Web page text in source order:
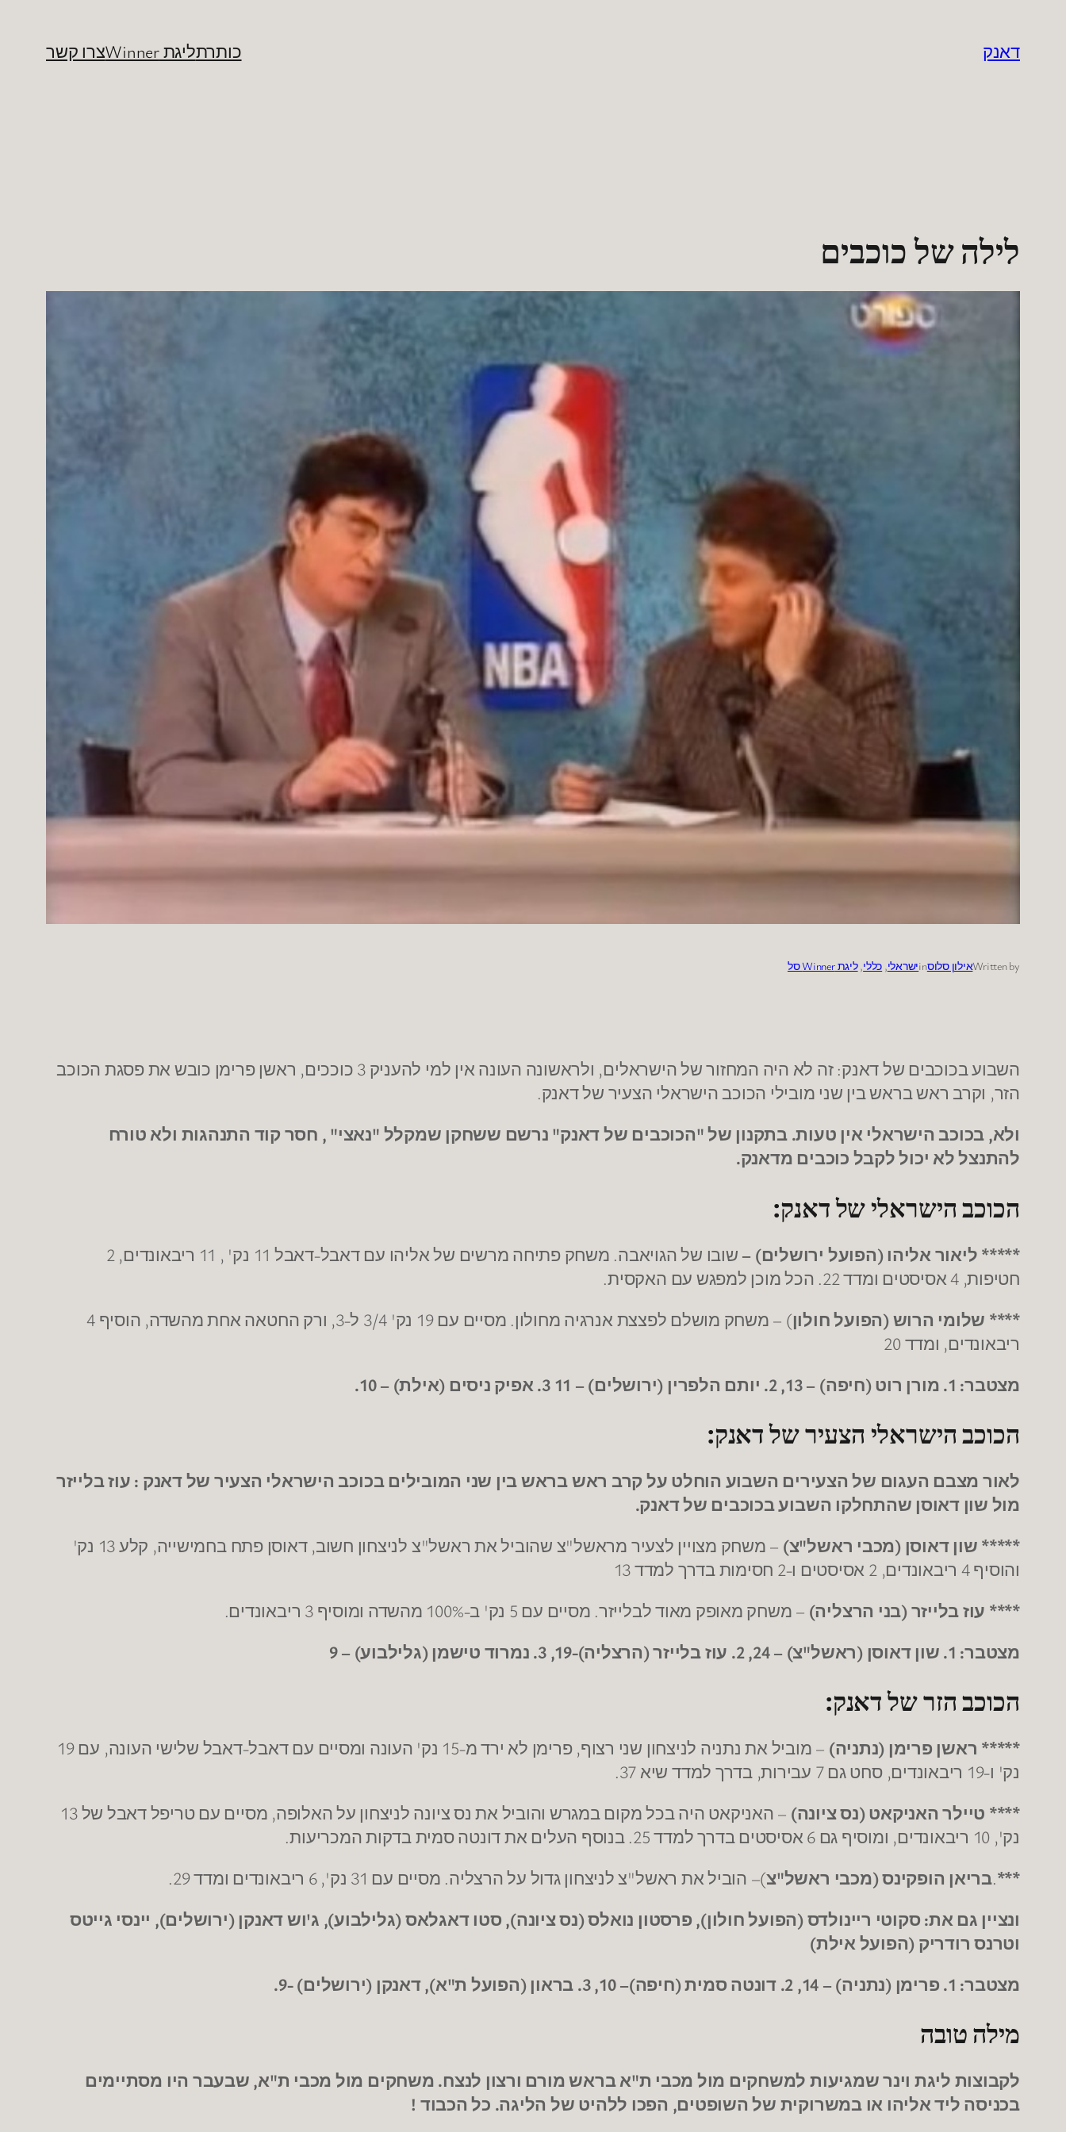
דאנק כותרתליגת Winner צרו קשר
לילה של כוכבים
Written byאילון סלוסinישראלי, כללי, ליגת Winner סל
השבוע בכוכבים של דאנק: זה לא היה המחזור של הישראלים, ולראשונה העונה אין למי להעניק 3 כוככים, ראשן פרימן כובש את פסגת הכוכב
הזר, וקרב ראש בראש בין שני מובילי הכוכב הישראלי הצעיר של דאנק.
ולא, בכוכב הישראלי אין טעות. בתקנון של "הכוכבים של דאנק" נרשם ששחקן שמקלל "נאצי" , חסר קוד התנהגות ולא טורח
להתנצל לא יכול לקבל כוכבים מדאנק.
הכוכב הישראלי של דאנק:
***** ליאור אליהו (הפועל ירושלים) –
שובו של הגויאבה. משחק פתיחה מרשים של אליהו עם דאבל-דאבל 11 נק' , 11 ריבאונדים, 2
חטיפות, 4 אסיסטים ומדד 22. הכל מוכן למפגש עם האקסית.
**** שלומי הרוש (הפועל חולון
) – משחק מושלם לפצצת אנרגיה מחולון. מסיים עם 19 נק' 3/4 ל-3, ורק החטאה אחת מהשדה, הוסיף 4
ריבאונדים, ומדד 20
מצטבר: 1. מורן רוט (חיפה) – 13, 2. יותם הלפרין (ירושלים) – 11 3. אפיק ניסים (אילת) – 10.
הכוכב הישראלי הצעיר של דאנק:
לאור מצבם העגום של הצעירים השבוע הוחלט על קרב ראש בראש בין שני המובילים בכוכב הישראלי הצעיר של דאנק : עוז בלייזר
מול שון דאוסן שהתחלקו השבוע בכוכבים של דאנק.
***** שון דאוסן (מכבי ראשל"צ)
– משחק מצויין לצעיר מראשל"צ שהוביל את ראשל"צ לניצחון חשוב, דאוסן פתח בחמישייה, קלע 13 נק'
והוסיף 4 ריבאונדים, 2 אסיסטים ו-2 חסימות בדרך למדד 13
**** עוז בלייזר (בני הרצליה) – משחק מאופק מאוד לבלייזר. מסיים עם 5 נק' ב-100% מהשדה ומוסיף 3 ריבאונדים.
מצטבר: 1. שון דאוסן (ראשל"צ) – 24, 2. עוז בלייזר (הרצליה)-19, 3. נמרוד טישמן (גלילבוע) – 9
הכוכב הזר של דאנק:
***** ראשן פרימן (נתניה)
– מוביל את נתניה לניצחון שני רצוף, פרימן לא ירד מ-15 נק' העונה ומסיים עם דאבל-דאבל שלישי העונה, עם 19
נק' ו-19 ריבאונדים, סחט גם 7 עבירות, בדרך למדד שיא 37.
**** טיילר האניקאט (נס ציונה)
– האניקאט היה בכל מקום במגרש והוביל את נס ציונה לניצחון על האלופה, מסיים עם טריפל דאבל של 13
נק', 10 ריבאונדים, ומוסיף גם 6 אסיסטים בדרך למדד 25. בנוסף העלים את דונטה סמית בדקות המכריעות.
***
.בריאן הופקינס (מכבי ראשל"צ)– הוביל את ראשל"צ לניצחון גדול על הרצליה. מסיים עם 31 נק', 6 ריבאונדים ומדד 29.
ונציין גם את: סקוטי ריינולדס (הפועל חולון), פרסטון נואלס (נס ציונה), סטו דאגלאס (גלילבוע), ג'וש דאנקן (ירושלים), יינסי גייטס
וטרנס רודריק (הפועל אילת)
מצטבר: 1. פרימן (נתניה) – 14, 2. דונטה סמית (חיפה)– 10, 3. בראון (הפועל ת"א), דאנקן (ירושלים) -9.
מילה טובה
לקבוצות ליגת וינר שמגיעות למשחקים מול מכבי ת"א בראש מורם ורצון לנצח. משחקים מול מכבי ת"א, שבעבר היו מסתיימים
בכניסה ליד אליהו או במשרוקית של השופטים, הפכו ללהיט של הליגה. כל הכבוד !